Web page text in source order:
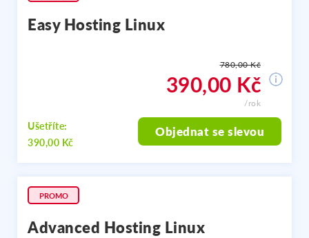
Easy Hosting Linux
780,00 Kč
390,00 Kč
/rok
Ušetříte:
390,00 Kč
Objednat se slevou
PROMO
Advanced Hosting Linux